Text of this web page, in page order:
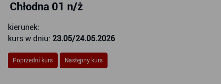
Chłodna 01 n/ż
kierunek:
kurs w dniu: 23.05/24.05.2026
Poprzedni kurs Następny kurs